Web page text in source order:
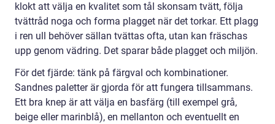
klokt att välja en kvalitet som tål skonsam tvätt, följa
tvättråd noga och forma plagget när det torkar. Ett plagg
i ren ull behöver sällan tvättas ofta, utan kan fräschas
upp genom vädring. Det sparar både plagget och miljön.
För det fjärde: tänk på färgval och kombinationer.
Sandnes paletter är gjorda för att fungera tillsammans.
Ett bra knep är att välja en basfärg (till exempel grå,
beige eller marinblå), en mellanton och eventuellt en